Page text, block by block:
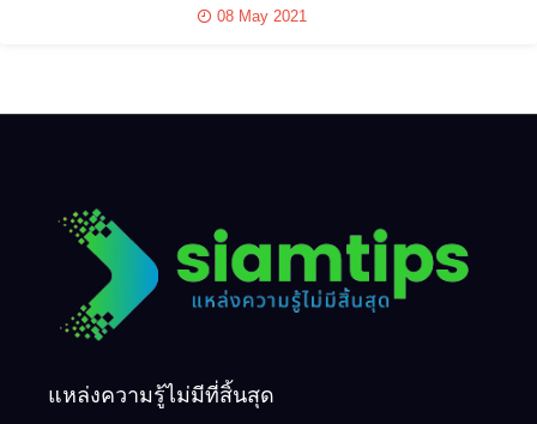
08 May 2021
แหล่งความรู้ไม่มีที่สิ้นสุด